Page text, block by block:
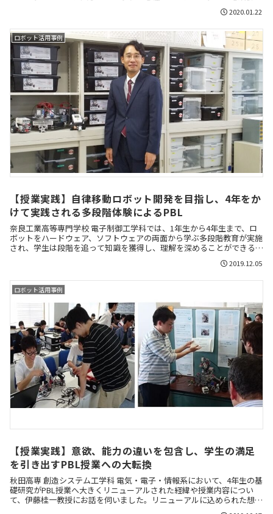
2020.01.22
ロボット活用事例
【授業実践】自律移動ロボット開発を目指し、4年をか
けて実践される多段階体験によるPBL
奈良工業高等専門学校 電子制御工学科では、1年生から4年生まで、ロ
ボットをハードウェア、ソフトウェアの両面から学ぶ多段階教育が実施
され、学生は段階を追って知識を獲得し、理解を深めることができるよ
うになっています。今回は、多段階教育の中心的な実践者である玉木隆
2019.12.05
ロボット活用事例
【授業実践】意欲、能力の違いを包含し、学生の満足
を引き出すPBL授業への大転換
秋田高専 創造システム工学科 電気・電子・情報系において、4年生の基
礎研究がPBL授業へ大きくリニューアルされた経緯や授業内容につい
て、伊藤桂一教授にお話を伺いました。リニューアルに込められた想い